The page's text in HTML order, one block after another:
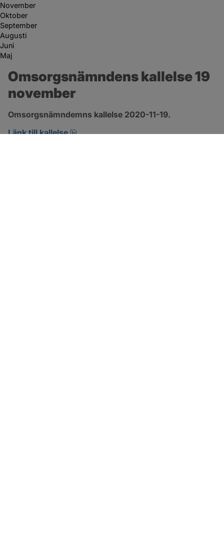
November
Oktober
September
Augusti
Juni
Maj
Omsorgsnämndens kallelse 19
november
Omsorgsnämndemns kallelse 2020-11-19.
Länk till kallelse
pdf, öppnas i nytt fönster.